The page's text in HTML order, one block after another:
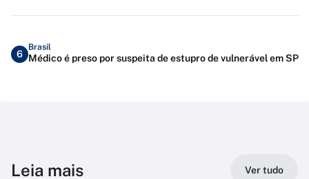
6
Brasil
Médico é preso por suspeita de estupro de vulnerável em SP
Leia mais Ver tudo